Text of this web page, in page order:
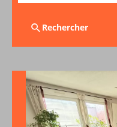
Rechercher